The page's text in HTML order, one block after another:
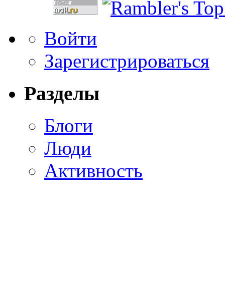
Войти
Зарегистрироваться
Разделы
Блоги
Люди
Активность